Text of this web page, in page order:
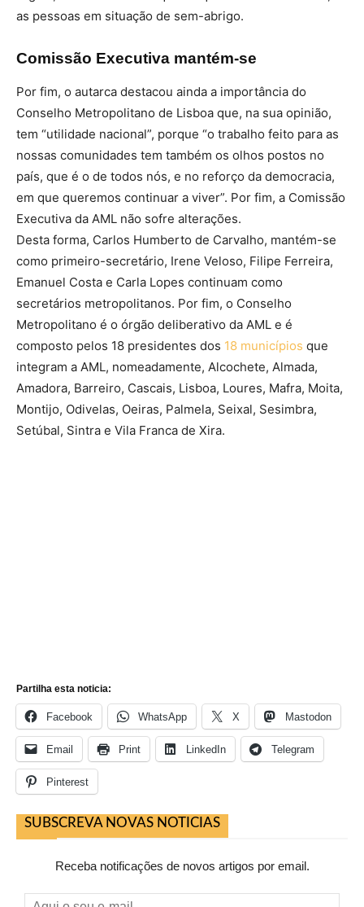
as pessoas em situação de sem-abrigo.
Comissão Executiva mantém-se
Por fim, o autarca destacou ainda a importância do
Conselho Metropolitano de Lisboa que, na sua opinião,
tem “utilidade nacional”, porque “o trabalho feito para as
nossas comunidades tem também os olhos postos no
país, que é o de todos nós, e no reforço da democracia,
em que queremos continuar a viver”. Por fim, a Comissão
Executiva da AML não sofre alterações.
Desta forma, Carlos Humberto de Carvalho, mantém-se
como primeiro-secretário, Irene Veloso, Filipe Ferreira,
Emanuel Costa e Carla Lopes continuam como
secretários metropolitanos. Por fim, o Conselho
Metropolitano é o órgão deliberativo da AML e é
composto pelos 18 presidentes dos 18 municípios que
integram a AML, nomeadamente, Alcochete, Almada,
Amadora, Barreiro, Cascais, Lisboa, Loures, Mafra, Moita,
Montijo, Odivelas, Oeiras, Palmela, Seixal, Sesimbra,
Setúbal, Sintra e Vila Franca de Xira.
Partilha esta noticia:
Facebook WhatsApp X Mastodon
Email Print LinkedIn Telegram
Pinterest
SUBSCREVA NOVAS NOTICIAS
Receba notificações de novos artigos por email.
Aqui